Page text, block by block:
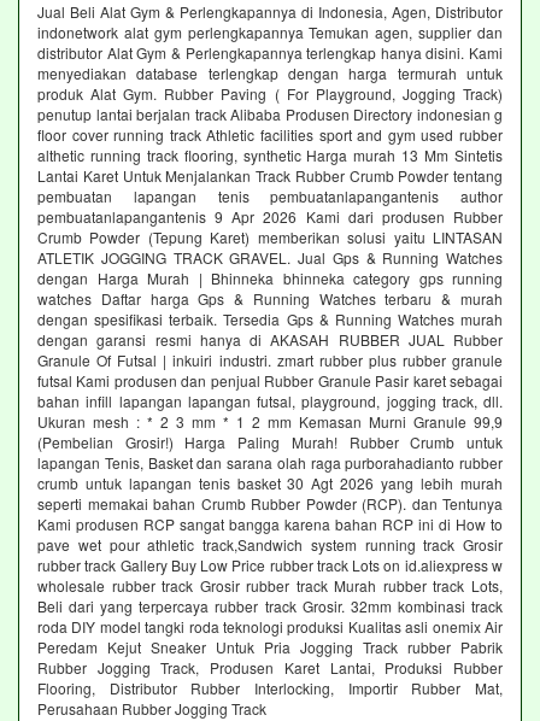
Jual Beli Alat Gym & Perlengkapannya di Indonesia, Agen, Distributor
indonetwork alat gym perlengkapannya Temukan agen, supplier dan
distributor Alat Gym & Perlengkapannya terlengkap hanya disini. Kami
menyediakan database terlengkap dengan harga termurah untuk
produk Alat Gym. Rubber Paving ( For Playground, Jogging Track)
penutup lantai berjalan track Alibaba Produsen Directory indonesian g
floor cover running track Athletic facilities sport and gym used rubber
althetic running track flooring, synthetic Harga murah 13 Mm Sintetis
Lantai Karet Untuk Menjalankan Track Rubber Crumb Powder tentang
pembuatan lapangan tenis pembuatanlapangantenis author
pembuatanlapangantenis 9 Apr 2026 Kami dari produsen Rubber
Crumb Powder (Tepung Karet) memberikan solusi yaitu LINTASAN
ATLETIK JOGGING TRACK GRAVEL. Jual Gps & Running Watches
dengan Harga Murah | Bhinneka bhinneka category gps running
watches Daftar harga Gps & Running Watches terbaru & murah
dengan spesifikasi terbaik. Tersedia Gps & Running Watches murah
dengan garansi resmi hanya di AKASAH RUBBER JUAL Rubber
Granule Of Futsal | inkuiri industri. zmart rubber plus rubber granule
futsal Kami produsen dan penjual Rubber Granule Pasir karet sebagai
bahan infill lapangan lapangan futsal, playground, jogging track, dll.
Ukuran mesh : * 2 3 mm * 1 2 mm Kemasan Murni Granule 99,9
(Pembelian Grosir!) Harga Paling Murah! Rubber Crumb untuk
lapangan Tenis, Basket dan sarana olah raga purborahadianto rubber
crumb untuk lapangan tenis basket 30 Agt 2026 yang lebih murah
seperti memakai bahan Crumb Rubber Powder (RCP). dan Tentunya
Kami produsen RCP sangat bangga karena bahan RCP ini di How to
pave wet pour athletic track,Sandwich system running track Grosir
rubber track Gallery Buy Low Price rubber track Lots on id.aliexpress w
wholesale rubber track Grosir rubber track Murah rubber track Lots,
Beli dari yang terpercaya rubber track Grosir. 32mm kombinasi track
roda DIY model tangki roda teknologi produksi Kualitas asli onemix Air
Peredam Kejut Sneaker Untuk Pria Jogging Track rubber Pabrik
Rubber Jogging Track, Produsen Karet Lantai, Produksi Rubber
Flooring, Distributor Rubber Interlocking, Importir Rubber Mat,
Perusahaan Rubber Jogging Track